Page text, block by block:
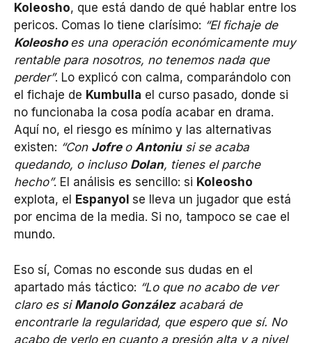
Koleosho, que está dando de qué hablar entre los
pericos. Comas lo tiene clarísimo: “El fichaje de
Koleosho es una operación económicamente muy
rentable para nosotros, no tenemos nada que
perder”. Lo explicó con calma, comparándolo con
el fichaje de Kumbulla el curso pasado, donde si
no funcionaba la cosa podía acabar en drama.
Aquí no, el riesgo es mínimo y las alternativas
existen: “Con Jofre o Antoniusi se acaba
quedando, o incluso Dolan, tienes el parche
hecho”. El análisis es sencillo: si Koleosho
explota, el
Espanyol se lleva un jugador que está
por encima de la media. Si no, tampoco se cae el
mundo.
Eso sí, Comas no esconde sus dudas en el
apartado más táctico: “Lo que no acabo de ver
claro es si Manolo Gonzálezacabará de
encontrarle la regularidad, que espero que sí. No
acabo de verlo en cuanto a presión alta y a nivel